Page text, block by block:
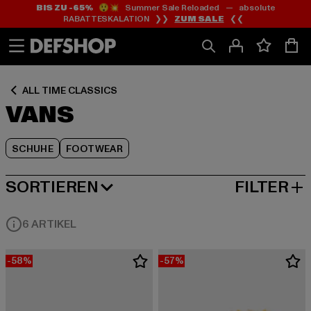
Zum
Inhalt
springen
Zum
Fußzeile
springen
BIS ZU -65%😲💥 Summer Sale Reloaded — absolute
RABATTESKALATION ❯❯ ZUM SALE ❮❮
ALL TIME CLASSICS
VANS
SCHUHE FOOTWEAR
Zum
Produktraster
springen
SORTIEREN
BELIEBTESTE FILTER
6 ARTIKEL
-58% -57%